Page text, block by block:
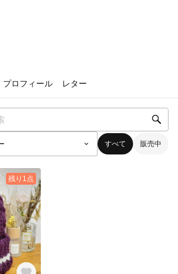
プロフィール レター
すべて 販売中
残り1点